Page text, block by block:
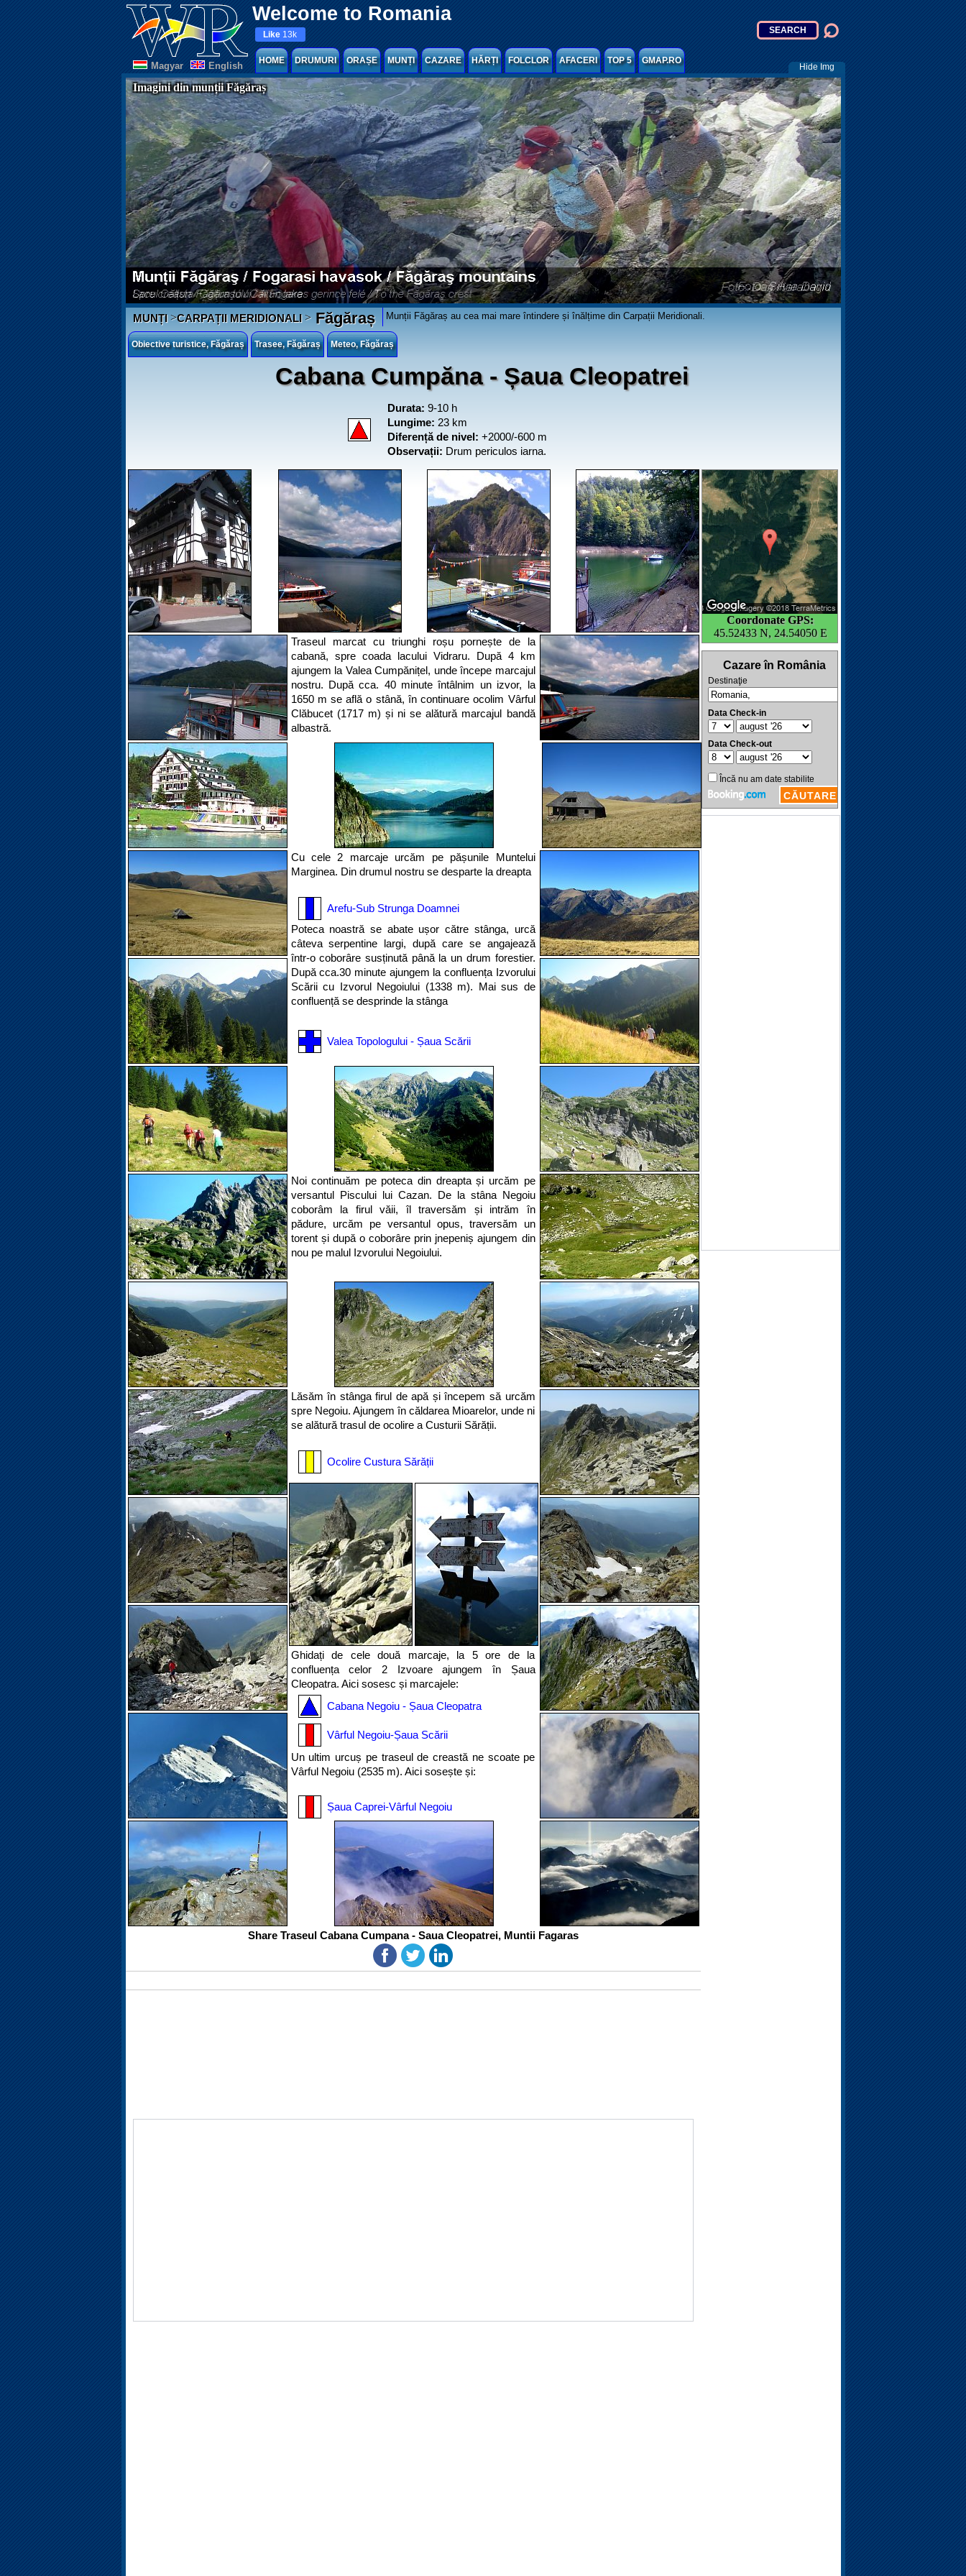
Welcome to Romania
Magyar English
Like 13k
HOME DRUMURI ORAȘE MUNȚI CAZARE HĂRȚI FOLCLOR AFACERI TOP 5 GMAP.RO
Hide Img
Imagini din munții Făgăraș
MUNȚI>CARPAȚII MERIDIONALI>Făgăraș Munții Făgăraș au cea mai mare întindere și înălțime din Carpații Meridionali.
Obiective turistice, Făgăraș Trasee, Făgăraș Meteo, Făgăraș
Cabana Cumpăna - Șaua Cleopatrei
Coordonate GPS:
45.52433 N, 24.54050 E
Durata: 9-10 h
Lungime: 23 km
Diferență de nivel: +2000/-600 m
Observații: Drum periculos iarna.
Traseul marcat cu triunghi roșu pornește de la
cabană, spre coada lacului Vidraru. După 4 km
ajungem la Valea Cumpănițel, unde începe marcajul
nostru. După cca. 40 minute întâlnim un izvor, la
1650 m se află o stână, în continuare ocolim Vârful
Clăbucet (1717 m) și ni se alătură marcajul bandă
albastră.
Cu cele 2 marcaje urcăm pe pășunile Muntelui
Marginea. Din drumul nostru se desparte la dreapta
Arefu-Sub Strunga Doamnei
Poteca noastră se abate ușor către stânga, urcă
câteva serpentine largi, după care se angajează
într-o coborâre susținută până la un drum forestier.
După cca.30 minute ajungem la confluența Izvorului
Scării cu Izvorul Negoiului (1338 m). Mai sus de
confluență se desprinde la stânga
Valea Topologului - Șaua Scării
Noi continuăm pe poteca din dreapta și urcăm pe
versantul Piscului lui Cazan. De la stâna Negoiu
coborâm la firul văii, îl traversăm și intrăm în
pădure, urcăm pe versantul opus, traversăm un
torent și după o coborâre prin jnepeniș ajungem din
nou pe malul Izvorului Negoiului.
Lăsăm în stânga firul de apă și începem să urcăm
spre Negoiu. Ajungem în căldarea Mioarelor, unde ni
se alătură trasul de ocolire a Custurii Sărății.
Ocolire Custura Sărății
Ghidați de cele două marcaje, la 5 ore de la
confluența celor 2 Izvoare ajungem în Șaua
Cleopatra. Aici sosesc și marcajele:
Cabana Negoiu - Șaua Cleopatra
Vârful Negoiu-Șaua Scării
Un ultim urcuș pe traseul de creastă ne scoate pe
Vârful Negoiu (2535 m). Aici sosește și:
Șaua Caprei-Vârful Negoiu
Share Traseul Cabana Cumpana - Saua Cleopatrei, Muntii Fagaras